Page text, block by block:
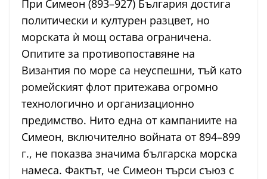
При Симеон (893–927) България достига
политически и културен разцвет, но
морската ѝ мощ остава ограничена.
Опитите за противопоставяне на
Византия по море са неуспешни, тъй като
ромейският флот притежава огромно
технологично и организационно
предимство. Нито една от кампаниите на
Симеон, включително войната от 894–899
г., не показва значима българска морска
намеса. Фактът, че Симеон търси съюз с